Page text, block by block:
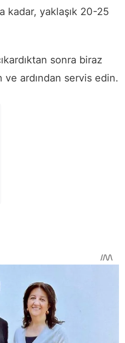
kadar, yaklaşık 20-25
sonra biraz
ve ardından servis edin.